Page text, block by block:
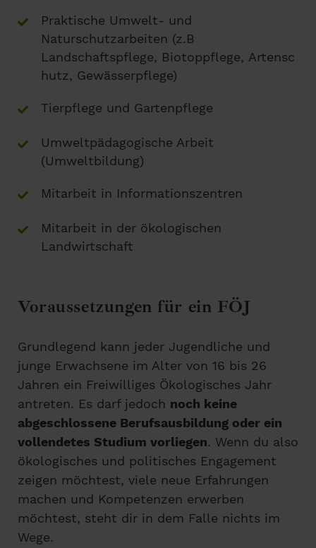
Praktische Umwelt- und
Naturschutzarbeiten (z.B
Landschaftspflege, Biotoppflege, Artensc
hutz, Gewässerpflege)
Tierpflege und Gartenpflege
Umweltpädagogische Arbeit
(Umweltbildung)
Mitarbeit in Informationszentren
Mitarbeit in der ökologischen
Landwirtschaft
Voraussetzungen für ein FÖJ
Grundlegend kann jeder Jugendliche und
junge Erwachsene im Alter von 16 bis 26
Jahren ein Freiwilliges Ökologisches Jahr
antreten. Es darf jedoch noch keine
abgeschlossene Berufsausbildung oder ein
vollendetes Studium vorliegen. Wenn du also
ökologisches und politisches Engagement
zeigen möchtest, viele neue Erfahrungen
machen und Kompetenzen erwerben
möchtest, steht dir in dem Falle nichts im
Wege.